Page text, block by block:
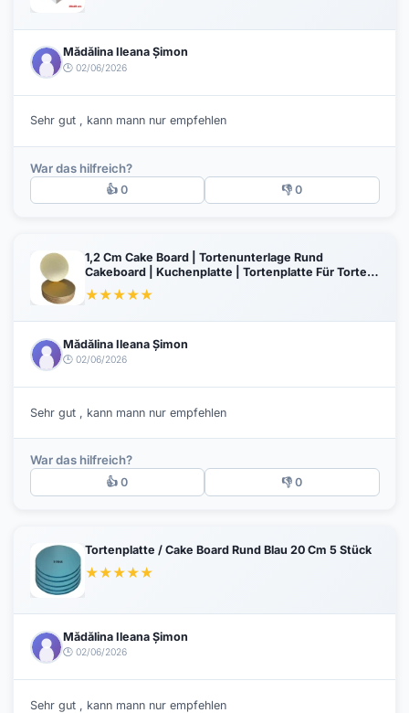
Mădălina Ileana Șimon
🕒 02/06/2026
Sehr gut , kann mann nur empfehlen
War das hilfreich?
👍 0 👎 0
1,2 Cm Cake Board | Tortenunterlage Rund
Cakeboard | Kuchenplatte | Tortenplatte Für Torten
Gold 24 Cm
★★★★★
Mădălina Ileana Șimon
🕒 02/06/2026
Sehr gut , kann mann nur empfehlen
War das hilfreich?
👍 0 👎 0
Tortenplatte / Cake Board Rund Blau 20 Cm 5 Stück
★★★★★
Mădălina Ileana Șimon
🕒 02/06/2026
Sehr gut , kann mann nur empfehlen